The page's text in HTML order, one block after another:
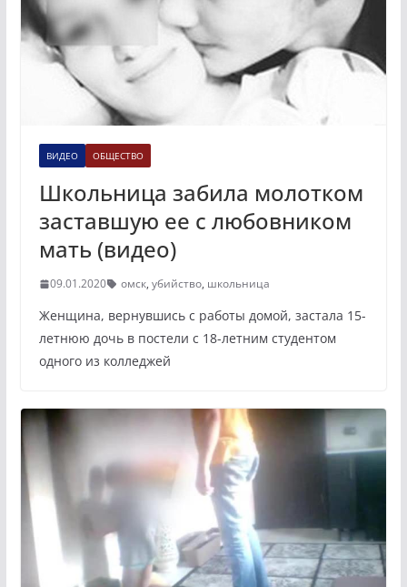
ВИДЕО ОБЩЕСТВО
Школьница забила молотком
заставшую ее с любовником
мать (видео)
09.01.2020 омск, убийство, школьница
Женщина, вернувшись с работы домой, застала 15-
летнюю дочь в постели с 18-летним студентом
одного из колледжей